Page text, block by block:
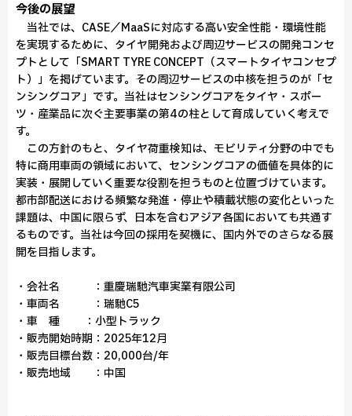
今後の展望
当社では、CASE／MaaSに対応する高い安全性能・環境性能
を実現するために、タイヤ開発および周辺サービスの開発コンセ
プトとして「SMART TYRE CONCEPT（スマートタイヤコンセプ
ト）」を掲げています。その周辺サービスの中核を担うのが「セ
ンシングコア」です。当社はセンシングコアをタイヤ・スポー
ツ・産業品に次ぐ主要事業の第4の柱として育成していく考えで
す。
この方針のもと、タイヤ荷重検知は、モビリティ分野の中でも
特に商用車両の領域において、センシングコアの価値を具体的に
実装・展開していく重要な役割を担うものと位置づけています。
都市部配送における頻繁な発進・停止や積載状態の変化といった
課題は、中国に限らず、日本を含むアジア各国においても共通す
るものです。当社は今回の採用を契機に、国内外でのさらなる展
開を目指します。
・会社名 ：重慶瑞馳汽車実業有限公司
・車両名 ：瑞馳C5
・車 種 ：小型トラック
・販売開始時期：2025年12月
・販売目標台数：20,000台/年
・販売地域 ：中国